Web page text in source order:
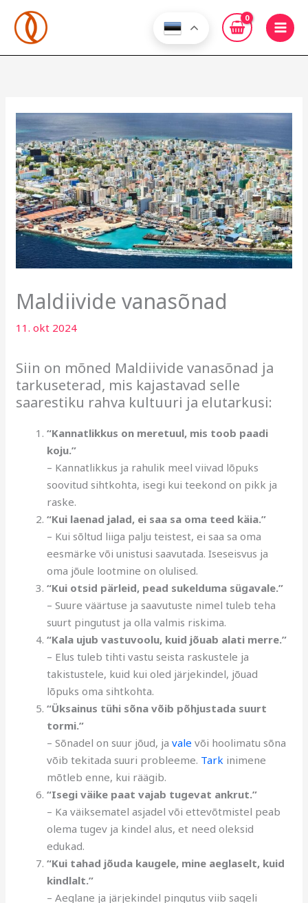
content
Maldiivide vanasõnad
11. okt 2024
Siin on mõned Maldiivide vanasõnad ja
tarkuseterad, mis kajastavad selle
saarestiku rahva kultuuri ja elutarkusi:
“Kannatlikkus on meretuul, mis toob paadi
koju.”
– Kannatlikkus ja rahulik meel viivad lõpuks
soovitud sihtkohta, isegi kui teekond on pikk ja
raske.
“Kui laenad jalad, ei saa sa oma teed käia.”
– Kui sõltud liiga palju teistest, ei saa sa oma
eesmärke või unistusi saavutada. Iseseisvus ja
oma jõule lootmine on olulised.
“Kui otsid pärleid, pead sukelduma sügavale.”
– Suure väärtuse ja saavutuste nimel tuleb teha
suurt pingutust ja olla valmis riskima.
“Kala ujub vastuvoolu, kuid jõuab alati merre.”
– Elus tuleb tihti vastu seista raskustele ja
takistustele, kuid kui oled järjekindel, jõuad
lõpuks oma sihtkohta.
“Üksainus tühi sõna võib põhjustada suurt
tormi.”
– Sõnadel on suur jõud, javale või hoolimatu sõna
võib tekitada suuri probleeme. Tark inimene
mõtleb enne, kui räägib.
“Isegi väike paat vajab tugevat ankrut.”
– Ka väiksematel asjadel või ettevõtmistel peab
olema tugev ja kindel alus, et need oleksid
edukad.
“Kui tahad jõuda kaugele, mine aeglaselt, kuid
kindlalt.”
– Aeglane ja järjekindel pingutus viib sageli